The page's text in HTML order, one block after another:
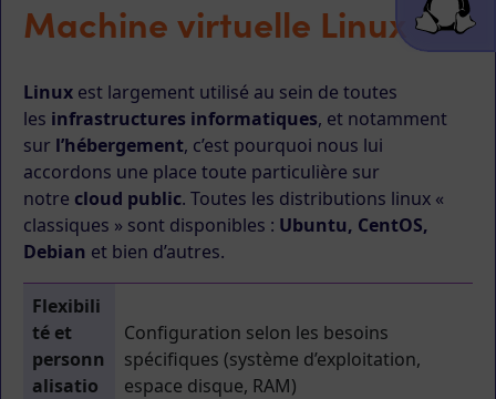
Machine virtuelle Linux
Linux est largement utilisé au sein de toutes
les infrastructures informatiques, et notamment
sur l’hébergement, c’est pourquoi nous lui
accordons une place toute particulière sur
notre cloud public. Toutes les distributions linux «
classiques » sont disponibles : Ubuntu, CentOS,
Debian et bien d’autres.
Flexibili
té et
personn
alisatio
Configuration selon les besoins
spécifiques (système d’exploitation,
espace disque, RAM)​